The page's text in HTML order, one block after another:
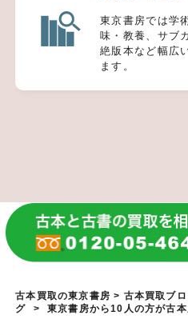
東京書房では学
味・教養、サブ
絶版本など幅広
ます。
古本買取の東京書房 > 古本買取ブ
グ
> 東京書房から10人の方が古